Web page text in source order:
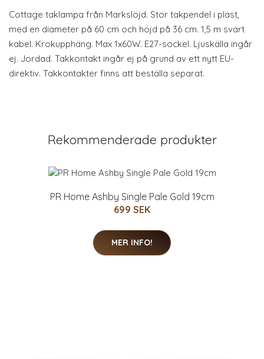
Cottage taklampa från Markslöjd. Stor takpendel i plast,
med en diameter på 60 cm och höjd på 36 cm. 1,5 m svart
kabel. Krokupphäng. Max 1x60W. E27-sockel. Ljuskälla ingår
ej. Jordad. Takkontakt ingår ej på grund av ett nytt EU-
direktiv. Takkontakter finns att beställa separat.
Rekommenderade produkter
PR Home Ashby Single Pale Gold 19cm
699 SEK
MER INFO!